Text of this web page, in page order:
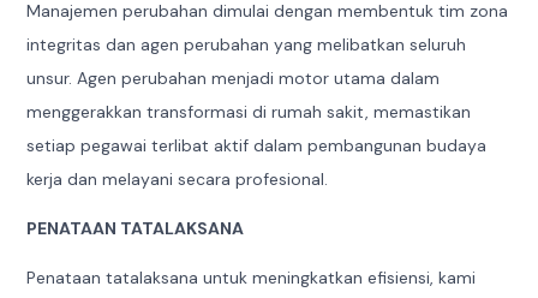
Manajemen perubahan dimulai dengan membentuk tim zona
integritas dan agen perubahan yang melibatkan seluruh
unsur. Agen perubahan menjadi motor utama dalam
menggerakkan transformasi di rumah sakit, memastikan
setiap pegawai terlibat aktif dalam pembangunan budaya
kerja dan melayani secara profesional.
PENATAAN TATALAKSANA
Penataan tatalaksana untuk meningkatkan efisiensi, kami